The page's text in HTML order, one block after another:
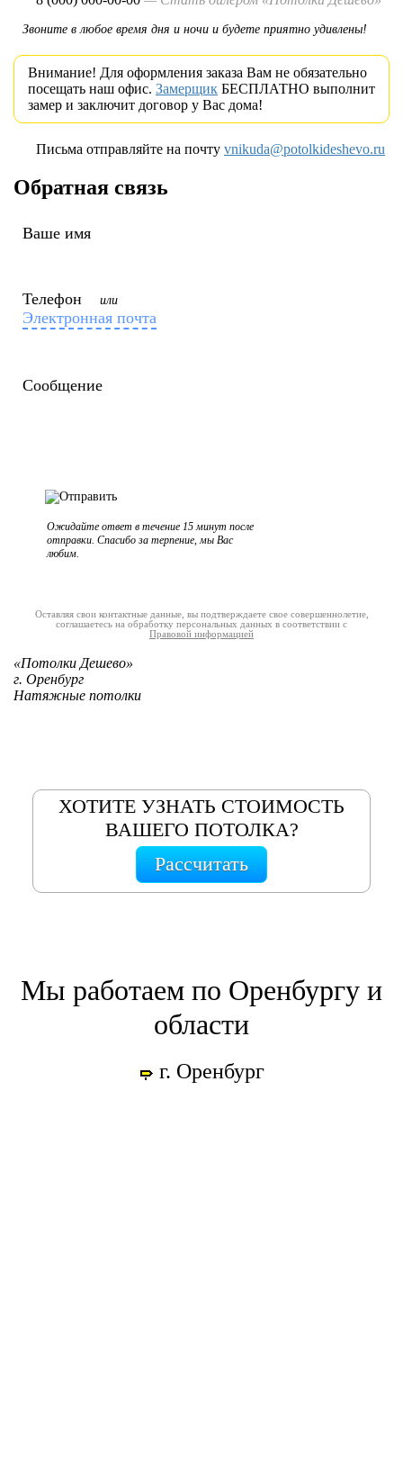
Звоните в любое время дня и ночи и будете приятно удивлены!
Внимание! Для оформления заказа Вам не обязательно
посещать наш офис. Замерщик БЕСПЛАТНО выполнит
замер и заключит договор у Вас дома!
Письма отправляйте на почту vnikuda@potolkideshevo.ru
Обратная связь
Ваше имя
Телефон или
Электронная почта
Сообщение
Ожидайте ответ в течение 15 минут после
отправки. Спасибо за терпение, мы Вас
любим.
Оставляя свои контактные данные, вы подтверждаете свое совершеннолетие,
соглашаетесь на обработку персональных данных в соответствии с
Правовой информацией
«Потолки Дешево»
г. Оренбург
Натяжные потолки
ХОТИТЕ УЗНАТЬ СТОИМОСТЬ
ВАШЕГО ПОТОЛКА?
Рассчитать
Мы работаем по Оренбургу и
области
г. Оренбург